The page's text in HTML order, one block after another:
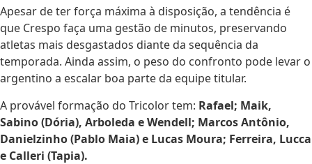
Apesar de ter força máxima à disposição, a tendência é
que Crespo faça uma gestão de minutos, preservando
atletas mais desgastados diante da sequência da
temporada. Ainda assim, o peso do confronto pode levar o
argentino a escalar boa parte da equipe titular.
A provável formação do Tricolor tem: Rafael; Maik,
Sabino (Dória), Arboleda e Wendell; Marcos Antônio,
Danielzinho (Pablo Maia) e Lucas Moura; Ferreira, Lucca
e Calleri (Tapia).